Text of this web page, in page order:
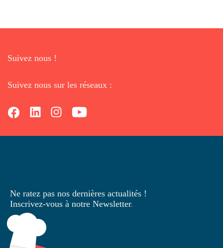
Suivez nous !
Suivez nous sur les réseaux :
Ne ratez pas nos dernières actualités !
Inscrivez-vous à notre Newsletter.